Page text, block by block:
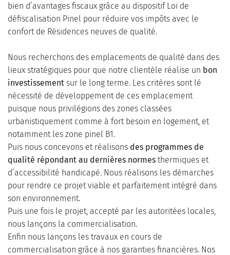
bien d’avantages fiscaux grâce au dispositif Loi de
défiscalisation Pinel pour réduire vos impôts avec le
confort de Résidences neuves de qualité.
Nous recherchons des emplacements de qualité dans des
lieux stratégiques pour que notre clientèle réalise un bon
investissement sur le long terme. Les critères sont lé
nécessité de développement de ces emplacement
puisque nous privilégions des zones classées
urbanistiquement comme à fort besoin en logement, et
notamment les zone pinel B1.
Puis nous concevons et réalisons des programmes de
qualité répondant au dernières normes thermiques et
d’accessibilité handicapé. Nous réalisons les démarches
pour rendre ce projet viable et parfaitement intégré dans
son environnement.
Puis une fois le projet, accepté par les autoritées locales,
nous lançons la commercialisation.
Enfin nous lançons les travaux en cours de
commercialisation grâce à nos garanties financières. Nos